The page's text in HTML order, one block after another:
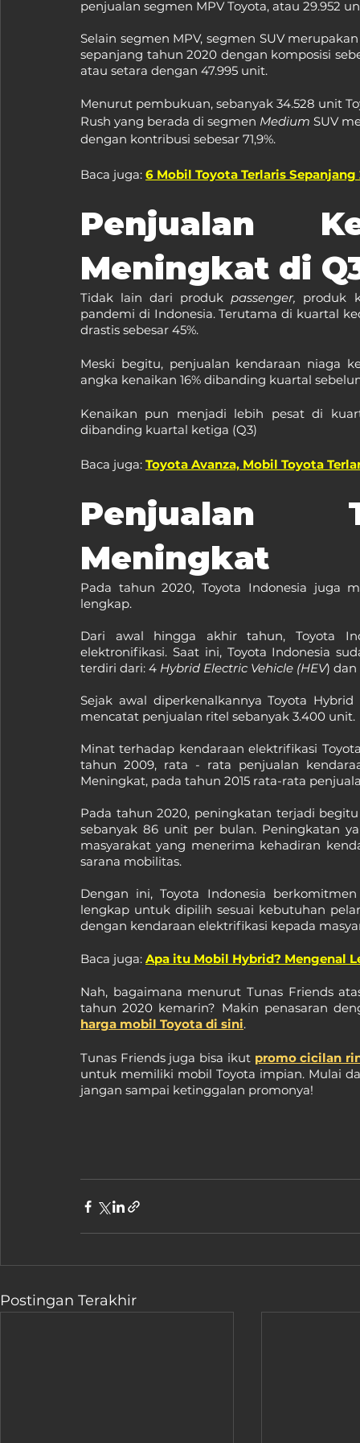
penjualan segmen MPV Toyota, atau 29.952
Selain segmen MPV, segmen SUV
sepanjang tahun 2020 dengan komposisi
atau setara dengan 47.995 unit.
Menurut pembukuan, sebanyak 34.528 unit
Rush yang berada di segmen Medium SUV
dengan kontribusi sebesar 71,9%.
Baca juga: 6 Mobil Toyota Terlaris Sepanjang
Penjualan
Meningkat di
Tidak lain dari produk passenger, produk
pandemi di Indonesia. Terutama di kuartal
drastis sebesar 45%.
Meski begitu, penjualan kendaraan niaga
angka kenaikan 16% dibanding kuartal
Kenaikan pun menjadi lebih pesat di
dibanding kuartal ketiga (Q3)
Baca juga: Toyota Avanza, Mobil Toyota
Penjualan
Meningkat
Pada tahun 2020, Toyota Indonesia juga
lengkap.
Dari awal hingga akhir tahun, Toyota
elektronifikasi. Saat ini, Toyota Indonesia
terdiri dari: 4 Hybrid Electric Vehicle (HEV) dan
Sejak awal diperkenalkannya Toyota
mencatat penjualan ritel sebanyak 3.400 unit.
Minat terhadap kendaraan elektrifikasi
tahun 2009, rata - rata penjualan
Meningkat, pada tahun 2015 rata-rata
Pada tahun 2020, peningkatan terjadi
sebanyak 86 unit per bulan. Peningkatan
masyarakat yang menerima kehadiran
sarana mobilitas.
Dengan ini, Toyota Indonesia
lengkap untuk dipilih sesuai kebutuhan
dengan kendaraan elektrifikasi kepada
Baca juga: Apa itu Mobil Hybrid? Mengenal
Nah, bagaimana menurut Tunas Friends
tahun 2020 kemarin? Makin penasaran
harga mobil Toyota di sini.
Tunas Friends juga bisa ikut promo cicilan
untuk memiliki mobil Toyota impian. Mulai
jangan sampai ketinggalan promonya!
Postingan Terakhir